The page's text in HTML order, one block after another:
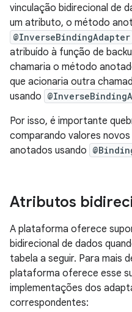
vinculação bidirecional de
um atributo, o método
@InverseBindingAdapter
atribuído à função de
chamaria o método
que acionaria outra
usando
Por isso, é importante
comparando valores
anotados usando
Atributos
A plataforma oferece
bidirecional de dados
tabela a seguir. Para mais
plataforma oferece esse
implementações dos
correspondentes: